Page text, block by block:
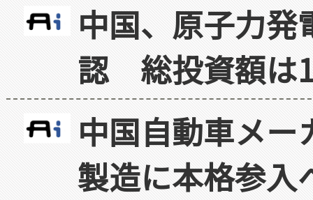
中国、原子力
認 総投資額は
中国自動車メ
製造に本格参入